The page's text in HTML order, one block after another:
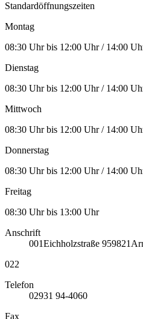
Standardöffnungszeiten
Montag
08:30 Uhr bis 12:00 Uhr / 14:00
Dienstag
08:30 Uhr bis 12:00 Uhr / 14:00
Mittwoch
08:30 Uhr bis 12:00 Uhr / 14:00
Donnerstag
08:30 Uhr bis 12:00 Uhr / 14:00
Freitag
08:30 Uhr bis 13:00 Uhr
Anschrift
001Eichholzstraße 959821
022
Telefon
02931 94-4060
Fax